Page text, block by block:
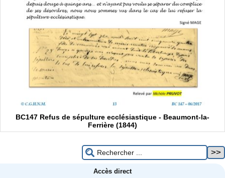
BC147 Refus de sépulture ecclésiastique - Beaumont-la-
Ferrière (1844)
Accès direct